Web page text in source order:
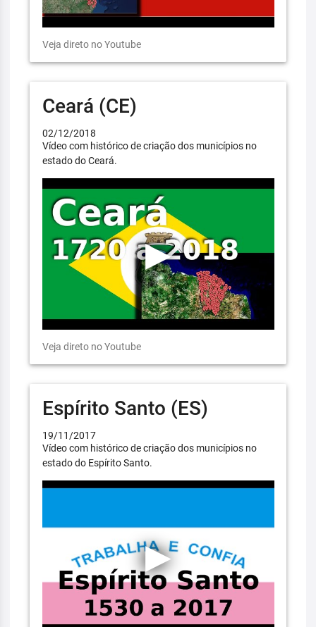
Veja direto no Youtube
Ceará (CE)
02/12/2018
Vídeo com histórico de criação dos municípios no
estado do Ceará.
Veja direto no Youtube
Espírito Santo (ES)
19/11/2017
Vídeo com histórico de criação dos municípios no
estado do Espírito Santo.